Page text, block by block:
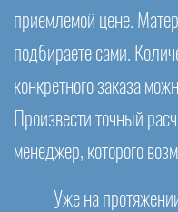
приемлемой цене.
подбираете сами.
конкретного заказа
Произвести точный
менеджер, которого
Уже на